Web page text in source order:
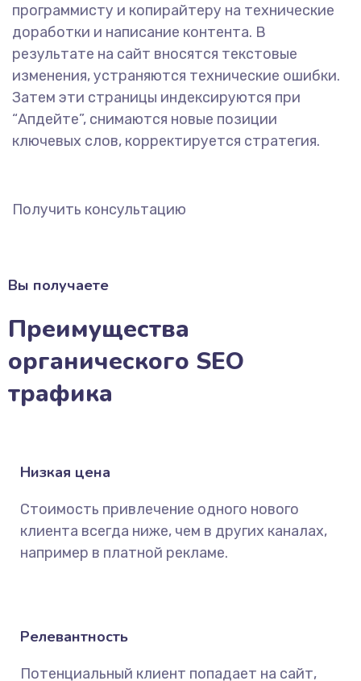
программисту и копирайтеру на технические
доработки и написание контента. В
результате на сайт вносятся текстовые
изменения, устраняются технические ошибки.
Затем эти страницы индексируются при
“Апдейте”, снимаются новые позиции
ключевых слов, корректируется стратегия.
Получить консультацию
Вы получаете
Преимущества
органического SEO
трафика
Низкая цена
Стоимость привлечение одного нового
клиента всегда ниже, чем в других каналах,
например в платной рекламе.
Релевантность
Потенциальный клиент попадает на сайт,